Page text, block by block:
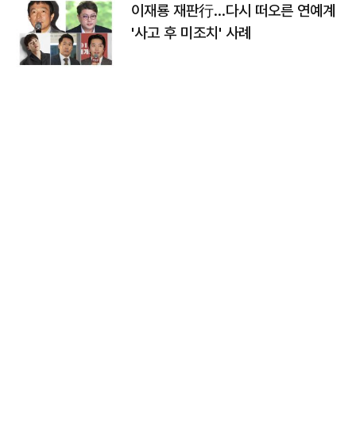
이재룡 재판行…다시 떠오른 연예계
'사고 후 미조치' 사례